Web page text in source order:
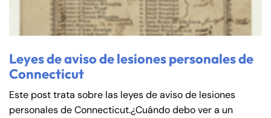
Leyes de aviso de lesiones personales de
Connecticut
Este post trata sobre las leyes de aviso de lesiones
personales de Connecticut.¿Cuándo debo ver a un